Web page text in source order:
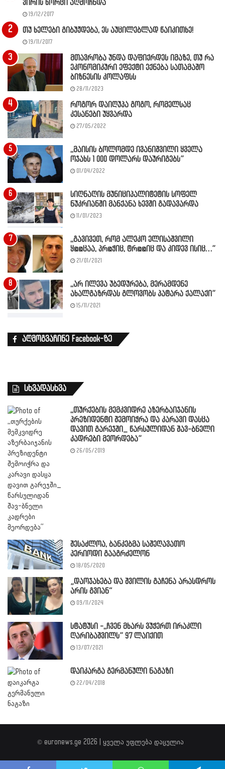
ვირის ხორცი აღმოჩნდა
19/12/2017
თუ ხელები გიბუჟდება, ეს აუცილებლად წაიკითხე!
19/11/2017
მთავრობა უნდა დაფიქრდეს იმაზე, თუ რა
ეკონომიკური ეფექტი ექნება სათამაშო
ბიზნესის კოლაფსს
28/11/2023
როგორ დაიღუპა გოგო, რომელსაც
კესანები უყვარდა
27/05/2022
,,მაისის ბოლომდე ივანიშვილი ყველა
ოჯახს 1 000 დოლარს დაურიგებს”
01/04/2022
სიღნაღის მუნიციპალიტეტის სოფელ
ნუკრიანში მანქანა ხევში გადავარდა
11/01/2023
,,გავივეთ, რომ ალეკო ელისაშვილი
ყ@@ცაა, პრ@ჭიც, ტრ@@იც და კიდევ ისიც…”
21/01/2021
,,არ ილევა უბედურება, მერამდენე
ახალგაზრდას გლოვობს პატარა ქალაქი”
15/11/2021
აღმოგვაჩინე Facebook-ზე
სხვადასხვა
,,თურქების მემკვიდრე აზერბაიჯანის
პრეზიდენტი შემოიჭრა და კარავი დასცა
დავით გარეჯში_ წარსულიდან შავ-ბნელი
კადრები მეორდება”
26/05/2019
შესაძლოა, ბანკებმა საშეღავათო
პერიოდი გააგრძელონ
18/05/2020
„დაოჯახება და შვილის გაჩენა არასდროს
არის გვიან“
09/11/2024
სტატუსი -,,ჩვენ მხარს ვუჭერთ ირაკლი
ღარიბაშვილს” 97 ლაიქით
13/07/2021
დაიკარგა გერმანული ნაგაზი
22/04/2018
© euronews.ge 2026 | ყველა უფლება დაცულია